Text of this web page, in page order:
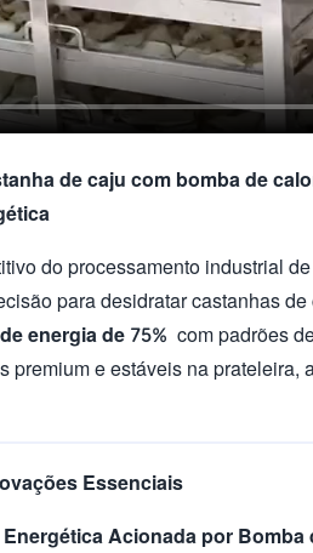
de caju com bomba de
do processamento industrial
para desidratar castanhas
energia de 75% com padrões
premium e estáveis ​​na
Essenciais
Acionada por Bomba